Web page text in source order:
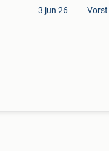
3 jun 26 Vorst